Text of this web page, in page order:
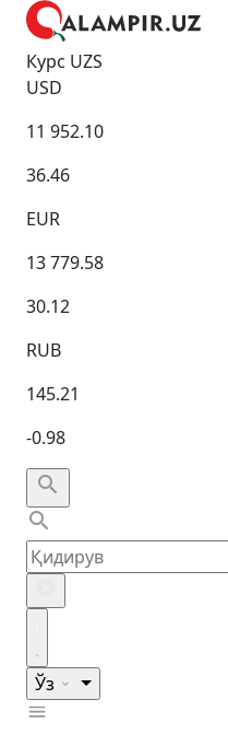
Курс UZS
USD
11 952.10
36.46
EUR
13 779.58
30.12
RUB
145.21
-0.98
Ўз